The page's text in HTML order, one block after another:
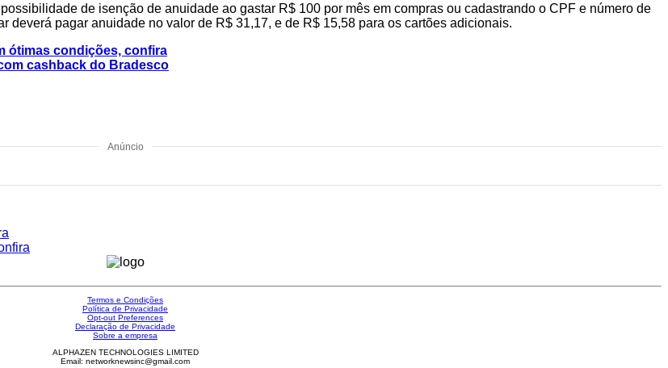
de isenção de anuidade ao gastar R$ 100 por mês em compras ou cadastrando o CPF e número de
pagar anuidade no valor de R$ 31,17, e de R$ 15,58 para os cartões adicionais.
ótimas condições, confira
cashback do Bradesco
Anúncio
Termos e Condições
Política de Privacidade
Opt-out Preferences
Declaração de Privacidade
Sobre a empresa
ALPHAZEN TECHNOLOGIES LIMITED
Email: networknewsinc@gmail.com